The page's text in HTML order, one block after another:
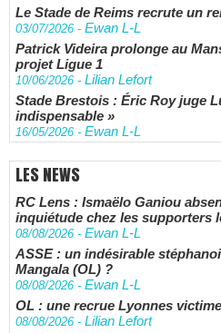
Le Stade de Reims recrute un
03/07/2026 - Ewan L-L
Patrick Videira prolonge au
projet Ligue 1
10/06/2026 - Lilian Lefort
Stade Brestois : Éric Roy juge
indispensable »
16/05/2026 - Ewan L-L
LES NEWS
RC Lens : Ismaëlo Ganiou
inquiétude chez les supporters
08/08/2026 - Ewan L-L
ASSE : un indésirable
Mangala (OL) ?
08/08/2026 - Ewan L-L
OL : une recrue Lyonnes
08/08/2026 - Lilian Lefort